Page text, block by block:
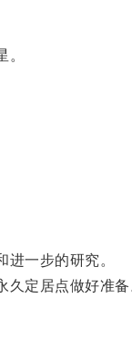
一步的研究。
定居点做好准备